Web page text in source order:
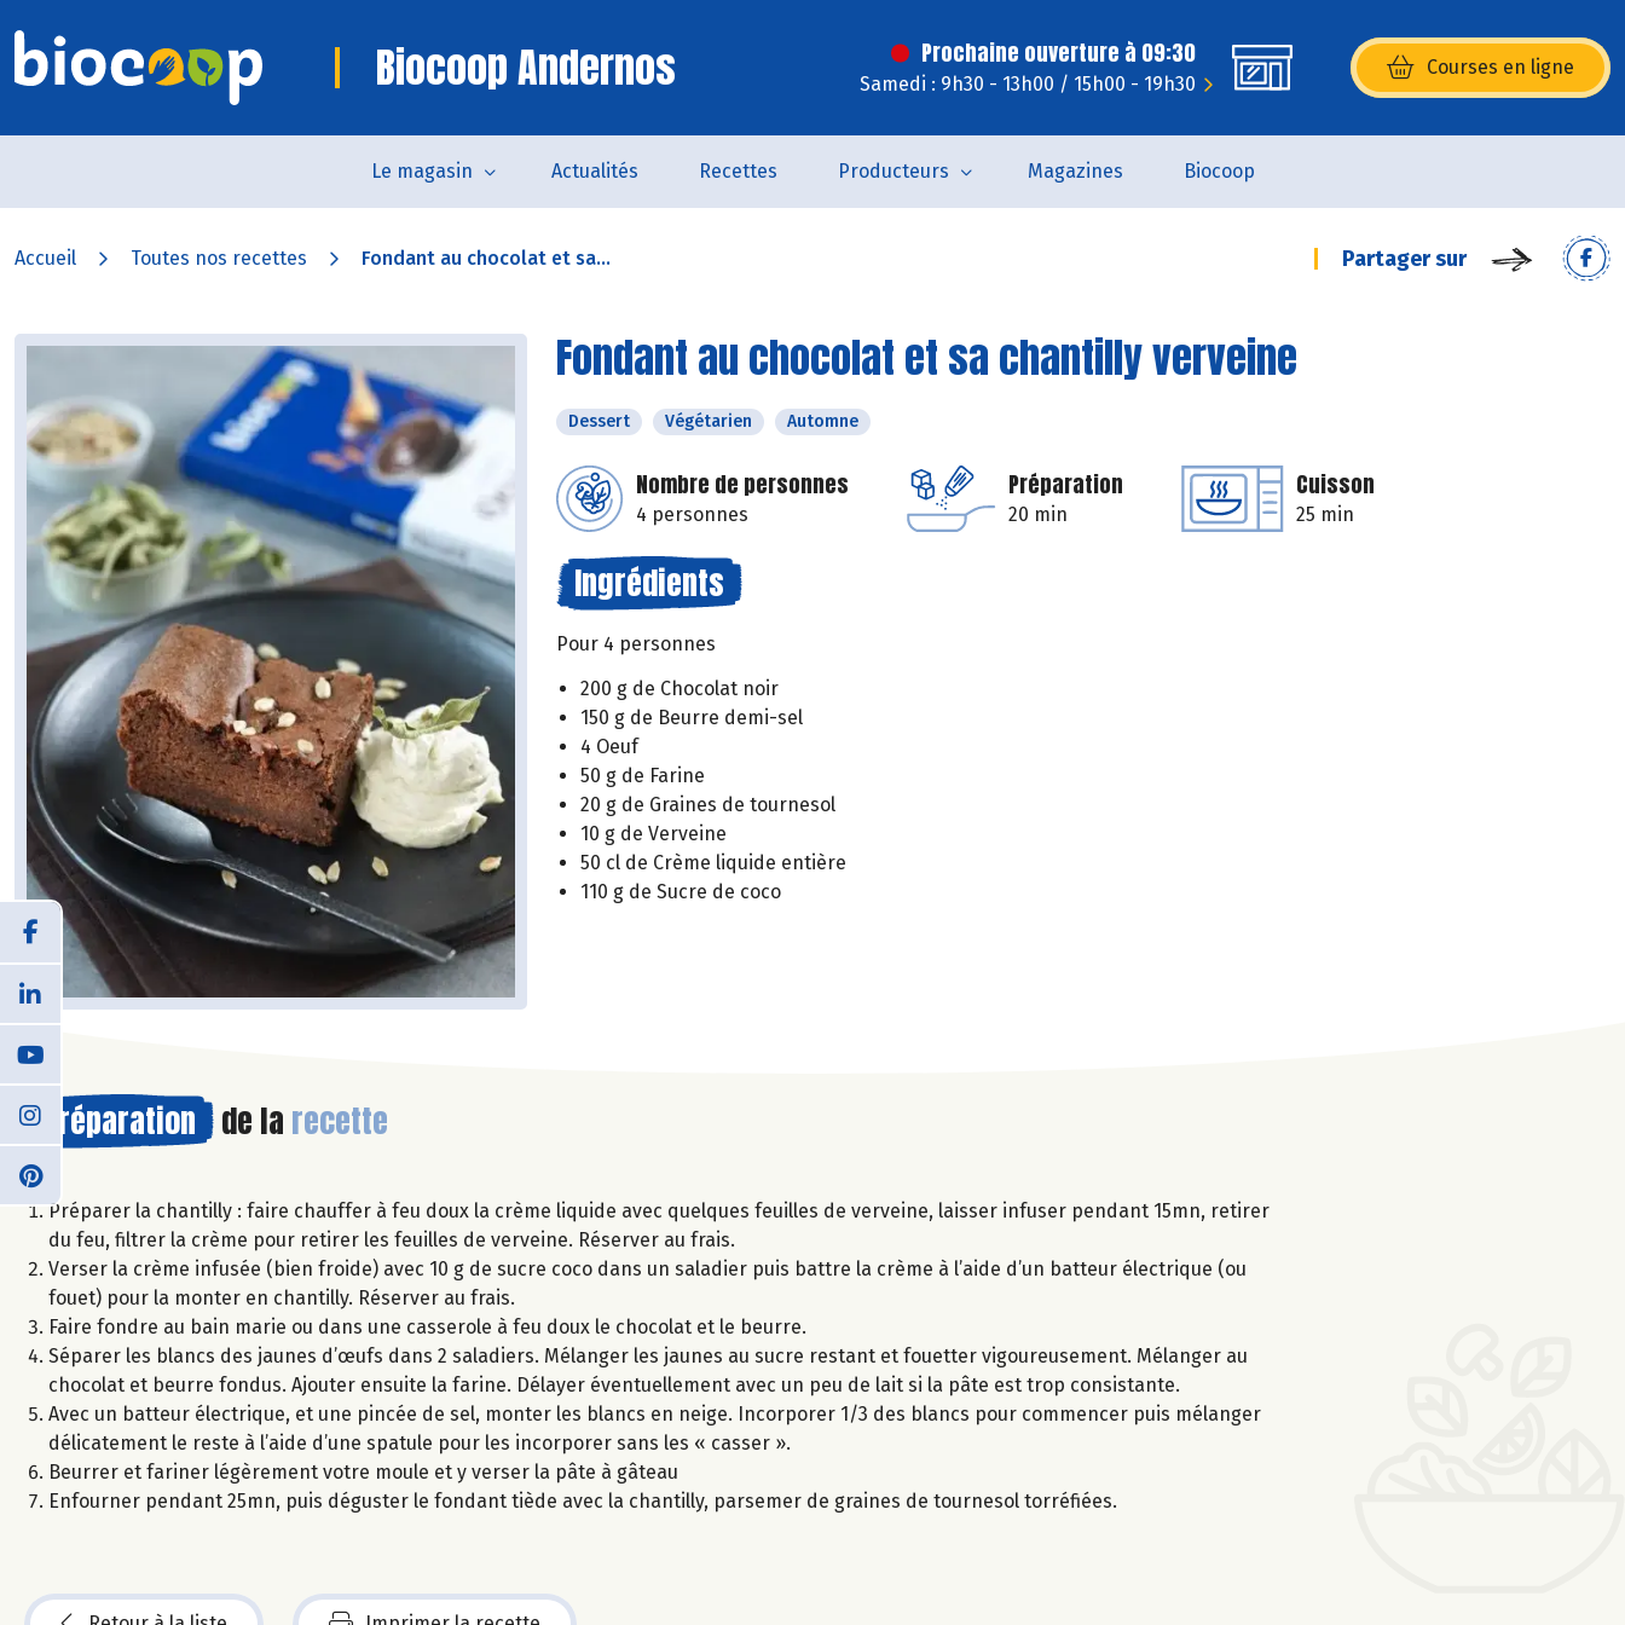
Biocoop Andernos Prochaine ouverture à 09:30
Samedi : 9h30 - 13h00 / 15h00 - 19h30
Courses en ligne
(s’ouvre dans une nouvelle
Le magasin Actualités Recettes Producteurs Magazines Biocoop
Accueil Toutes nos recettes Fondant au chocolat et sa... Partager sur
Fondant au chocolat et sa chantilly verveine
Dessert Végétarien Automne
Nombre de personnes
4 personnes
Préparation
20 min
Cuisson
25 min
Ingrédients
Pour 4 personnes
200 g de Chocolat noir
150 g de Beurre demi-sel
4 Oeuf
50 g de Farine
20 g de Graines de tournesol
10 g de Verveine
50 cl de Crème liquide entière
110 g de Sucre de coco
Préparation de la recette
Préparer la chantilly : faire chauffer à feu doux la crème liquide avec quelques feuilles de verveine, laisser infuser pendant 15mn, retirer
du feu, filtrer la crème pour retirer les feuilles de verveine. Réserver au frais.
Verser la crème infusée (bien froide) avec 10 g de sucre coco dans un saladier puis battre la crème à l’aide d’un batteur électrique (ou
fouet) pour la monter en chantilly. Réserver au frais.
Faire fondre au bain marie ou dans une casserole à feu doux le chocolat et le beurre.
Séparer les blancs des jaunes d’œufs dans 2 saladiers. Mélanger les jaunes au sucre restant et fouetter vigoureusement. Mélanger au
chocolat et beurre fondus. Ajouter ensuite la farine. Délayer éventuellement avec un peu de lait si la pâte est trop consistante.
Avec un batteur électrique, et une pincée de sel, monter les blancs en neige. Incorporer 1/3 des blancs pour commencer puis mélanger
délicatement le reste à l’aide d’une spatule pour les incorporer sans les « casser ».
Beurrer et fariner légèrement votre moule et y verser la pâte à gâteau
Enfourner pendant 25mn, puis déguster le fondant tiède avec la chantilly, parsemer de graines de tournesol torréfiées.